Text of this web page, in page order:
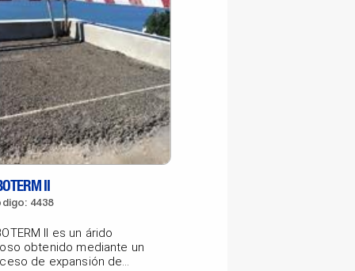
II
4438
II es un árido
obtenido mediante un
de expansión de